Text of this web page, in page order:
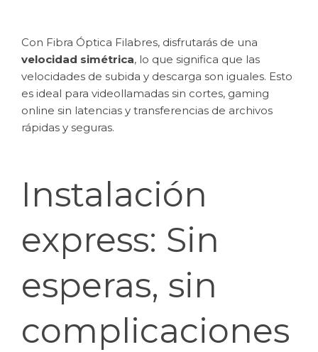
Con Fibra Óptica Filabres, disfrutarás de una
velocidad simétrica, lo que significa que las
velocidades de subida y descarga son iguales. Esto
es ideal para videollamadas sin cortes, gaming
online sin latencias y transferencias de archivos
rápidas y seguras.
Instalación
express: Sin
esperas, sin
complicaciones